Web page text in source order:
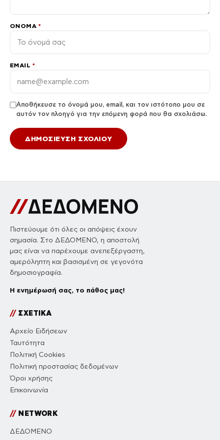
ΌΝΟΜΑ *
EMAIL *
Αποθήκευσε το όνομά μου, email, και τον ιστότοπο μου σε
αυτόν τον πλοηγό για την επόμενη φορά που θα σχολιάσω.
Πιστεύουμε ότι όλες οι απόψεις έχουν
σημασία. Στο ΔΕΔΟΜΕΝΟ, η αποστολή
μας είναι να παρέχουμε ανεπεξέργαστη,
αμερόληπτη και βασισμένη σε γεγονότα
δημοσιογραφία.
Η ενημέρωσή σας, το πάθος μας!
//ΣΧΕΤΙΚΑ
Αρχείο Ειδήσεων
Ταυτότητα
Πολιτική Cookies
Πολιτική προστασίας δεδομένων
Όροι χρήσης
Επικοινωνία
//NETWORK
ΔΕΔΟΜΕΝΟ